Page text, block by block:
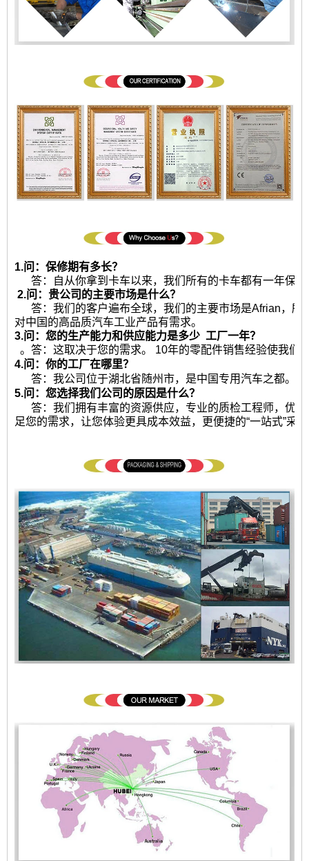
1.问：保修期有多长？
答：自从你拿到卡车以来，我们所有的卡车都有一年保修
2.问：贵公司的主要市场是什么？
答：我们的客户遍布全球，我们的主要市场是Afrian，所
对中国的高品质汽车工业产品有需求。
3.问：您的生产能力和供应能力是多少 工厂一年？
。答：这取决于您的需求。 10年的零配件销售经验使我们
4.问：你的工厂在哪里？
答：我公司位于湖北省随州市，是中国专用汽车之都。
5.问：您选择我们公司的原因是什么？
答：我们拥有丰富的资源供应，专业的质检工程师，优
足您的需求，让您体验更具成本效益，更便捷的“一站式”采